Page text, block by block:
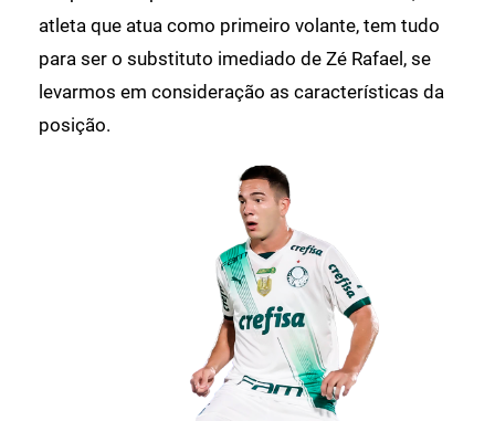
atleta que atua como primeiro volante, tem tudo
para ser o substituto imediado de Zé Rafael, se
levarmos em consideração as características da
posição.